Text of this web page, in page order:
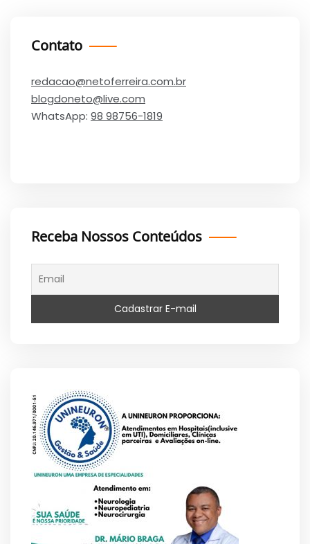
Contato
redacao@netoferreira.com.br
blogdoneto@live.com
WhatsApp: 98 98756-1819
Receba Nossos Conteúdos